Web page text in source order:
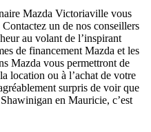
Mazda Victoriaville vous
un de nos conseillers
au volant de l’inspirant
de financement Mazda et les
Mazda vous permettront de
location ou à l’achat de votre
surpris de voir que
en Mauricie, c’est